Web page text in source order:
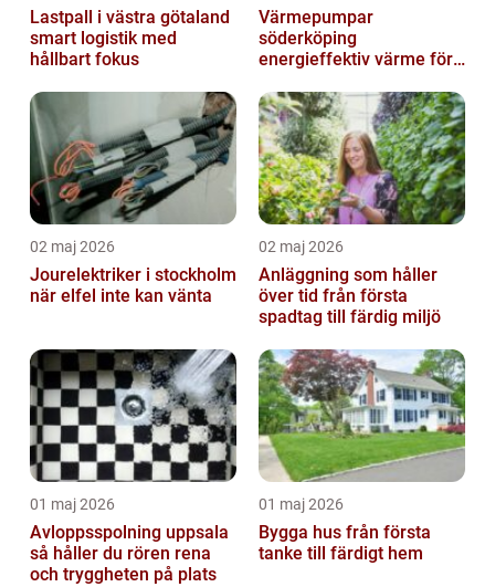
Lastpall i västra götaland
smart logistik med
hållbart fokus
Värmepumpar
söderköping
energieffektiv värme för
02 maj 2026
Jourelektriker i stockholm
när elfel inte kan vänta
02 maj 2026
Anläggning som håller
över tid från första
spadtag till färdig miljö
01 maj 2026
Avloppsspolning uppsala
så håller du rören rena
och tryggheten på plats
01 maj 2026
Bygga hus från första
tanke till färdigt hem